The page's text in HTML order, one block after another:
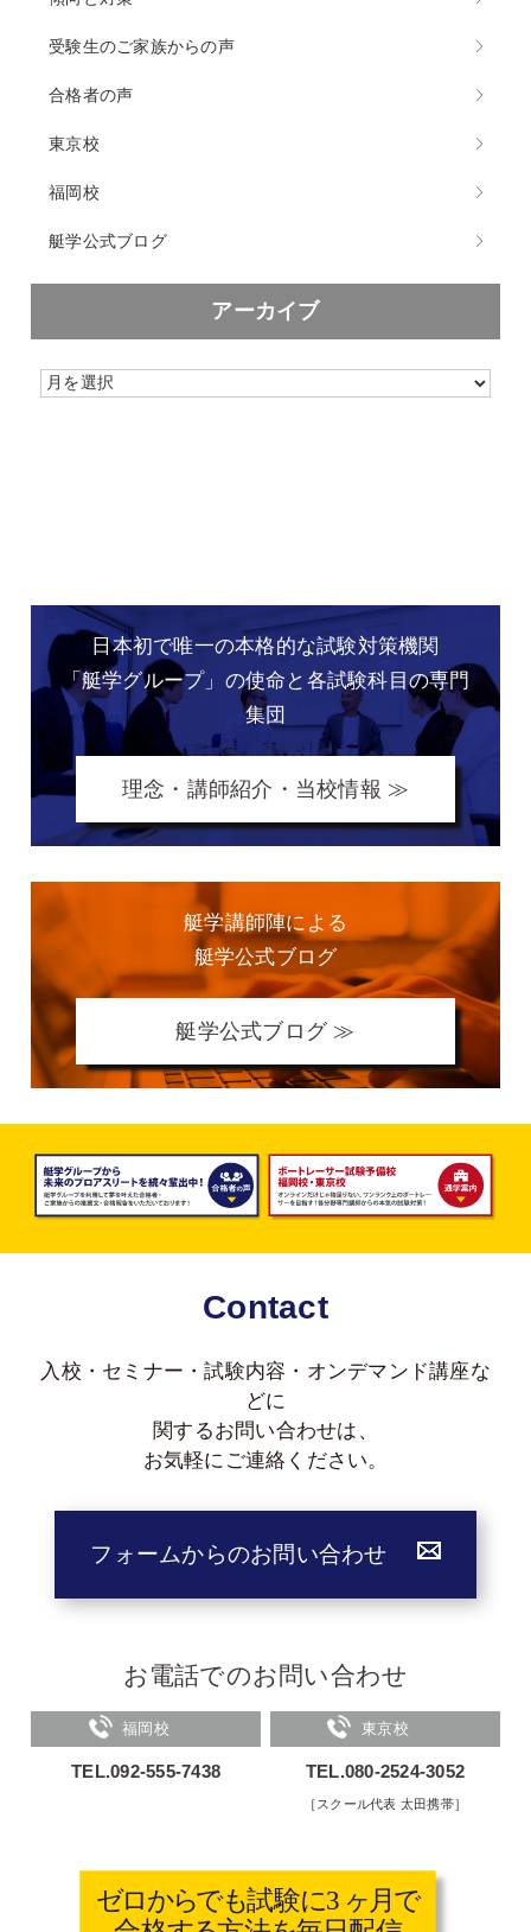
受験生のご家族からの声
合格者の声
東京校
福岡校
艇学公式ブログ
アーカイブ
日本初で唯一の本格的な試験対策機関
「艇学グループ」の使命と各試験科目の専門
集団
理念・講師紹介・当校情報 ≫
艇学講師陣による
艇学公式ブログ
艇学公式ブログ ≫
Contact
入校・セミナー・試験内容・オンデマンド講座な
どに
関するお問い合わせは、
お気軽にご連絡ください。
フォームからのお問い合わせ
お電話でのお問い合わせ
福岡校
TEL.092-555-7438
東京校
TEL.080-2524-3052
［スクール代表 太田携帯］